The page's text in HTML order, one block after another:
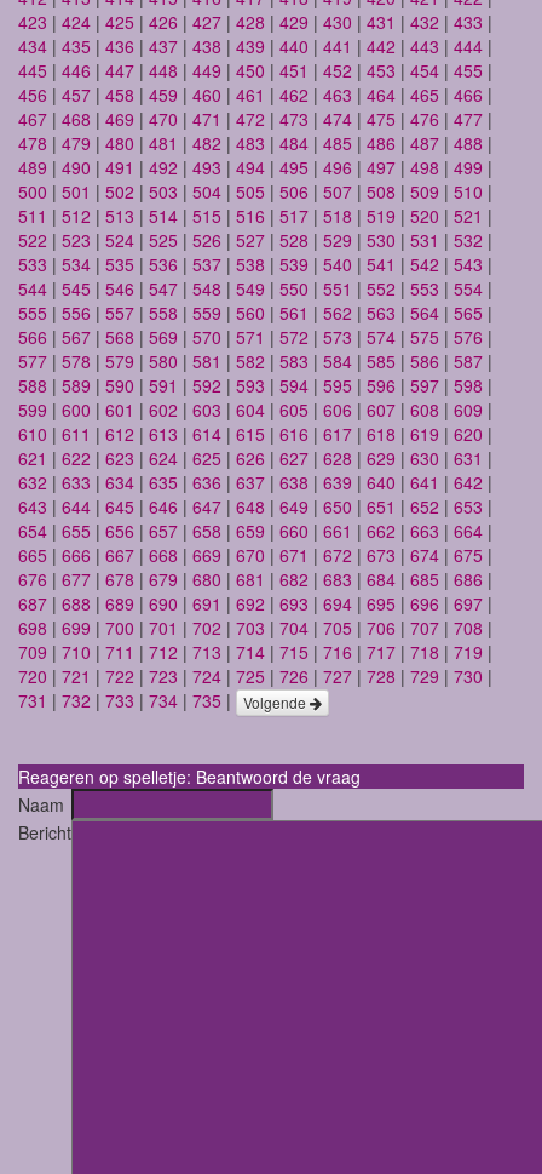
423 | 424 | 425 | 426 | 427 | 428 | 429 | 430 | 431 | 432 | 433 |
434 | 435 | 436 | 437 | 438 | 439 | 440 | 441 | 442 | 443 | 444 |
445 | 446 | 447 | 448 | 449 | 450 | 451 | 452 | 453 | 454 | 455 |
456 | 457 | 458 | 459 | 460 | 461 | 462 | 463 | 464 | 465 | 466 |
467 | 468 | 469 | 470 | 471 | 472 | 473 | 474 | 475 | 476 | 477 |
478 | 479 | 480 | 481 | 482 | 483 | 484 | 485 | 486 | 487 | 488 |
489 | 490 | 491 | 492 | 493 | 494 | 495 | 496 | 497 | 498 | 499 |
500 | 501 | 502 | 503 | 504 | 505 | 506 | 507 | 508 | 509 | 510 |
511 | 512 | 513 | 514 | 515 | 516 | 517 | 518 | 519 | 520 | 521 |
522 | 523 | 524 | 525 | 526 | 527 | 528 | 529 | 530 | 531 | 532 |
533 | 534 | 535 | 536 | 537 | 538 | 539 | 540 | 541 | 542 | 543 |
544 | 545 | 546 | 547 | 548 | 549 | 550 | 551 | 552 | 553 | 554 |
555 | 556 | 557 | 558 | 559 | 560 | 561 | 562 | 563 | 564 | 565 |
566 | 567 | 568 | 569 | 570 | 571 | 572 | 573 | 574 | 575 | 576 |
577 | 578 | 579 | 580 | 581 | 582 | 583 | 584 | 585 | 586 | 587 |
588 | 589 | 590 | 591 | 592 | 593 | 594 | 595 | 596 | 597 | 598 |
599 | 600 | 601 | 602 | 603 | 604 | 605 | 606 | 607 | 608 | 609 |
610 | 611 | 612 | 613 | 614 | 615 | 616 | 617 | 618 | 619 | 620 |
621 | 622 | 623 | 624 | 625 | 626 | 627 | 628 | 629 | 630 | 631 |
632 | 633 | 634 | 635 | 636 | 637 | 638 | 639 | 640 | 641 | 642 |
643 | 644 | 645 | 646 | 647 | 648 | 649 | 650 | 651 | 652 | 653 |
654 | 655 | 656 | 657 | 658 | 659 | 660 | 661 | 662 | 663 | 664 |
665 | 666 | 667 | 668 | 669 | 670 | 671 | 672 | 673 | 674 | 675 |
676 | 677 | 678 | 679 | 680 | 681 | 682 | 683 | 684 | 685 | 686 |
687 | 688 | 689 | 690 | 691 | 692 | 693 | 694 | 695 | 696 | 697 |
698 | 699 | 700 | 701 | 702 | 703 | 704 | 705 | 706 | 707 | 708 |
709 | 710 | 711 | 712 | 713 | 714 | 715 | 716 | 717 | 718 | 719 |
720 | 721 | 722 | 723 | 724 | 725 | 726 | 727 | 728 | 729 | 730 |
731 | 732 | 733 | 734 | 735 | Volgende
Reageren op spelletje: Beantwoord de vraag
Naam
Bericht